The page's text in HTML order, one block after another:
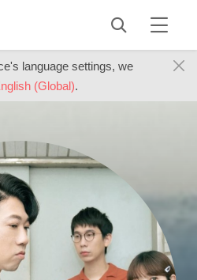
language settings, we
(Global).